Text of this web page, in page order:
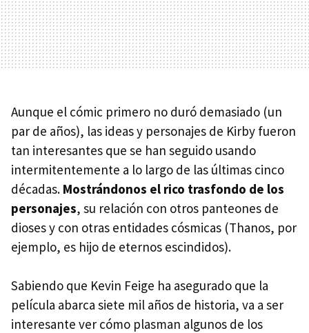
Aunque el cómic primero no duró demasiado (un
par de años), las ideas y personajes de Kirby fueron
tan interesantes que se han seguido usando
intermitentemente a lo largo de las últimas cinco
décadas. Mostrándonos el rico trasfondo de los
personajes, su relación con otros panteones de
dioses y con otras entidades cósmicas (Thanos, por
ejemplo, es hijo de eternos escindidos).
Sabiendo que Kevin Feige ha asegurado que la
película abarca siete mil años de historia, va a ser
interesante ver cómo plasman algunos de los